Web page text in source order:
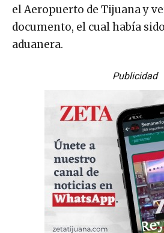
el Aeropuerto de Tijuana y
documento, el cual había
aduanera.
Publicidad